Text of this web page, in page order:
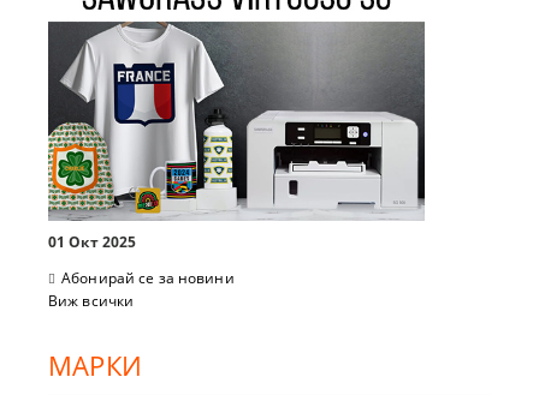
01 Окт 2025
Абонирай се за новини
Виж всички
МАРКИ